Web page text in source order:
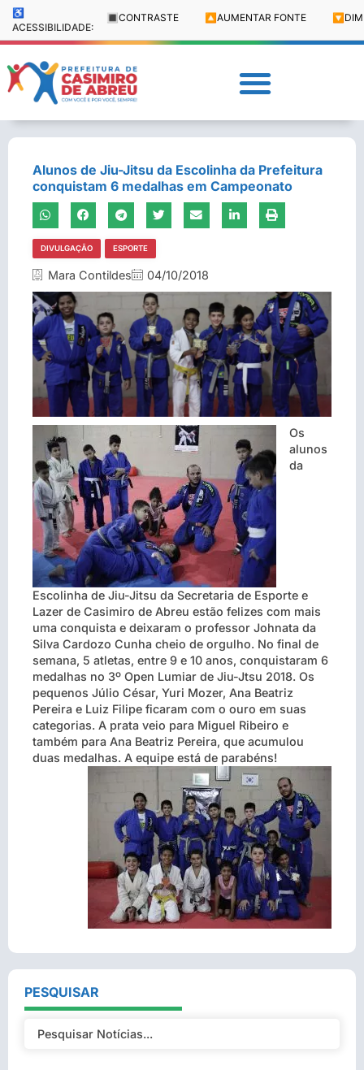
♿
ACESSIBILIDADE:
🔳 CONTRASTE 🔼 AUMENTAR FONTE 🔽
Alunos de Jiu-Jitsu da Escolinha da Prefeitura
conquistam 6 medalhas em Campeonato
DIVULGAÇÃO ESPORTE
Mara Contildes 04/10/2018
Os
alunos
da
Escolinha de Jiu-Jitsu da Secretaria de Esporte e
Lazer de Casimiro de Abreu estão felizes com mais
uma conquista e deixaram o professor Johnata da
Silva Cardozo Cunha cheio de orgulho. No final de
semana, 5 atletas, entre 9 e 10 anos, conquistaram 6
medalhas no 3º Open Lumiar de Jiu-Jtsu 2018. Os
pequenos Júlio César, Yuri Mozer, Ana Beatriz
Pereira e Luiz Filipe ficaram com o ouro em suas
categorias. A prata veio para Miguel Ribeiro e
também para Ana Beatriz Pereira, que acumulou
duas medalhas. A equipe está de parabéns!
PESQUISAR